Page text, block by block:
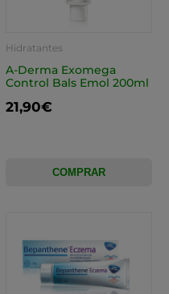
Hidratantes
A-Derma Exomega
Control Bals Emol 200ml
21,90€
COMPRAR